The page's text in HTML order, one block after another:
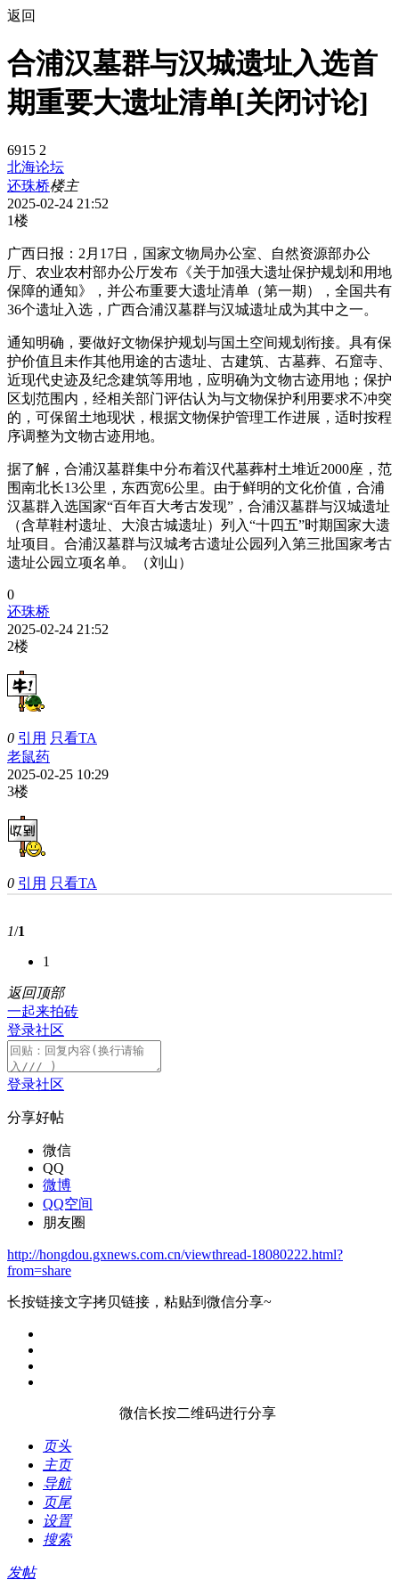
返回
合浦汉墓群与汉城遗址入选首
期重要大遗址清单[关闭讨论]
6915 2
北海论坛
还珠桥楼主
2025-02-24 21:52
1楼
广西日报：2月17日，国家文物局办公室、自然资源部办公
厅、农业农村部办公厅发布《关于加强大遗址保护规划和用地
保障的通知》，并公布重要大遗址清单（第一期），全国共有
36个遗址入选，广西合浦汉墓群与汉城遗址成为其中之一。
通知明确，要做好文物保护规划与国土空间规划衔接。具有保
护价值且未作其他用途的古遗址、古建筑、古墓葬、石窟寺、
近现代史迹及纪念建筑等用地，应明确为文物古迹用地；保护
区划范围内，经相关部门评估认为与文物保护利用要求不冲突
的，可保留土地现状，根据文物保护管理工作进展，适时按程
序调整为文物古迹用地。
据了解，合浦汉墓群集中分布着汉代墓葬村土堆近2000座，范
围南北长13公里，东西宽6公里。由于鲜明的文化价值，合浦
汉墓群入选国家“百年百大考古发现”，合浦汉墓群与汉城遗址
（含草鞋村遗址、大浪古城遗址）列入“十四五”时期国家大遗
址项目。合浦汉墓群与汉城考古遗址公园列入第三批国家考古
遗址公园立项名单。（刘山）
0
还珠桥
2025-02-24 21:52
2楼
0 引用 只看TA
老鼠药
2025-02-25 10:29
3楼
0 引用 只看TA
1/1
1
返回顶部
一起来拍砖
登录社区
登录社区
分享好帖
微信
QQ
微博
QQ空间
朋友圈
http://hongdou.gxnews.com.cn/viewthread-18080222.html?
from=share
长按链接文字拷贝链接，粘贴到微信分享~
微信长按二维码进行分享
页头
主页
导航
页尾
设置
搜索
发帖